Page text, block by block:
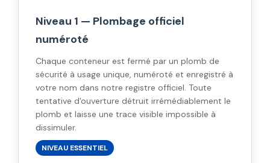
Niveau 1 — Plombage officiel
numéroté
Chaque conteneur est fermé par un plomb de
sécurité à usage unique, numéroté et enregistré à
votre nom dans notre registre officiel. Toute
tentative d'ouverture détruit irrémédiablement le
plomb et laisse une trace visible impossible à
dissimuler.
NIVEAU ESSENTIEL